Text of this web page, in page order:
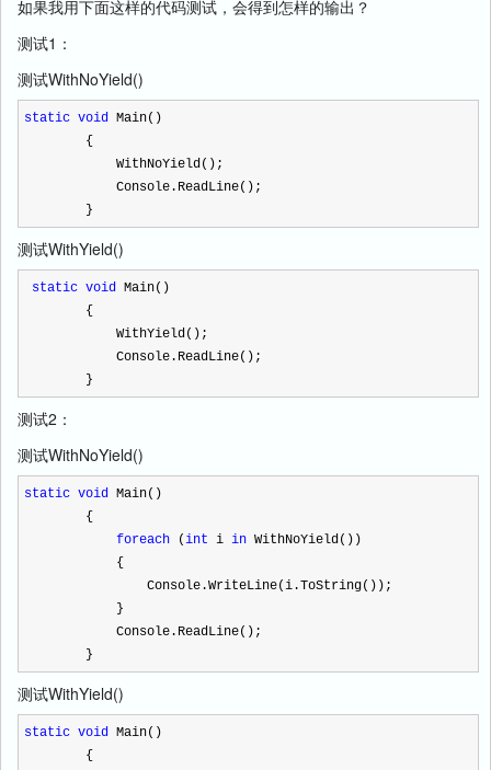
如果我用下面这样的代码测试，会得到怎样的输出？
测试1：
测试WithNoYield()
static void Main()
{
WithNoYield();
Console.ReadLine();
}
测试WithYield()
static void Main()
{
WithYield();
Console.ReadLine();
}
测试2：
测试WithNoYield()
static void Main()
{
foreach (int i in WithNoYield())
{
Console.WriteLine(i.ToString());
}
Console.ReadLine();
}
测试WithYield()
static void Main()
{